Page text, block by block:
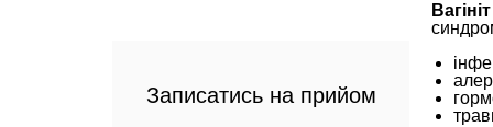
Записатись на прийом